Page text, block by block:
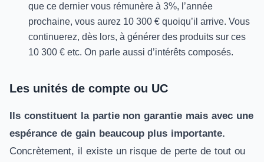
que ce dernier vous rémunère à 3%, l’année
prochaine, vous aurez 10 300 € quoiqu’il arrive. Vous
continuerez, dès lors, à générer des produits sur ces
10 300 € etc. On parle aussi d’intérêts composés.
Les unités de compte ou UC
Ils constituent la partie non garantie mais avec une
espérance de gain beaucoup plus importante.
Concrètement, il existe un risque de perte de tout ou